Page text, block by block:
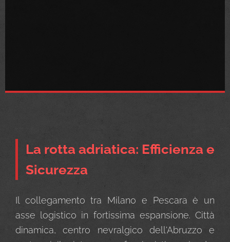
La rotta adriatica: Efficienza e
Sicurezza
Il collegamento tra Milano e Pescara è un
asse logistico in fortissima espansione. Città
dinamica, centro nevralgico dell'Abruzzo e